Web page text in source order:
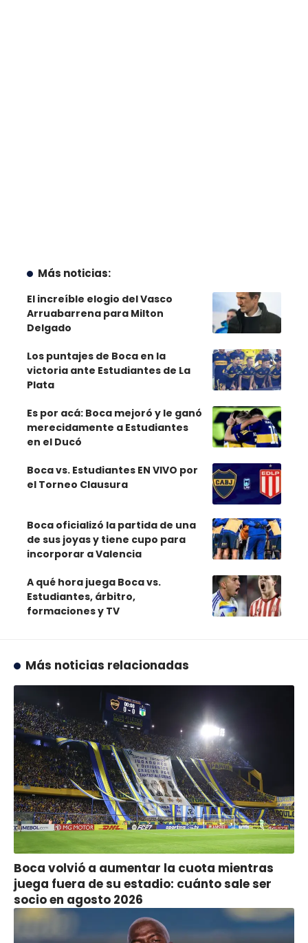
Más noticias:
El increíble elogio del Vasco
Arruabarrena para Milton
Delgado
Los puntajes de Boca en la
victoria ante Estudiantes de La
Plata
Es por acá: Boca mejoró y le ganó
merecidamente a Estudiantes
en el Ducó
Boca vs. Estudiantes EN VIVO por
el Torneo Clausura
Boca oficializó la partida de una
de sus joyas y tiene cupo para
incorporar a Valencia
A qué hora juega Boca vs.
Estudiantes, árbitro,
formaciones y TV
Más noticias relacionadas
Boca volvió a aumentar la cuota mientras
juega fuera de su estadio: cuánto sale ser
socio en agosto 2026